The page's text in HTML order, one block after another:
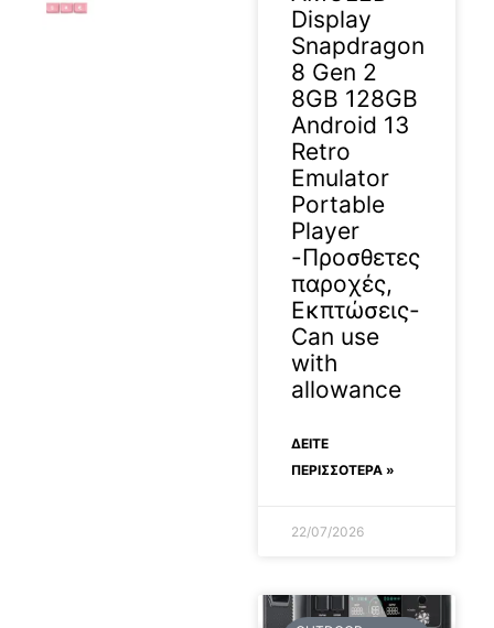
Display
Snapdragon
8 Gen 2
8GB 128GB
Android 13
Retro
Emulator
Portable
Player
-Προσθετες
παροχές,
Εκπτώσεις-
Can use
with
allowance
ΔΕΊΤΕ
ΠΕΡΙΣΣΟΤΕΡΑ »
22/07/2026